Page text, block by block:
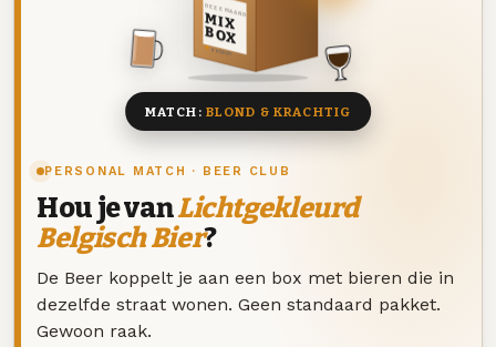
PERSONAL MATCH · BEER CLUB
Hou je vanLichtgekleurd
Belgisch Bier?
De Beer koppelt je aan een box met bieren die in
dezelfde straat wonen. Geen standaard pakket.
Gewoon raak.
DEZE MAAND
MIX
BOX
8 BIEREN
MATCH: BLOND & KRACHTIG